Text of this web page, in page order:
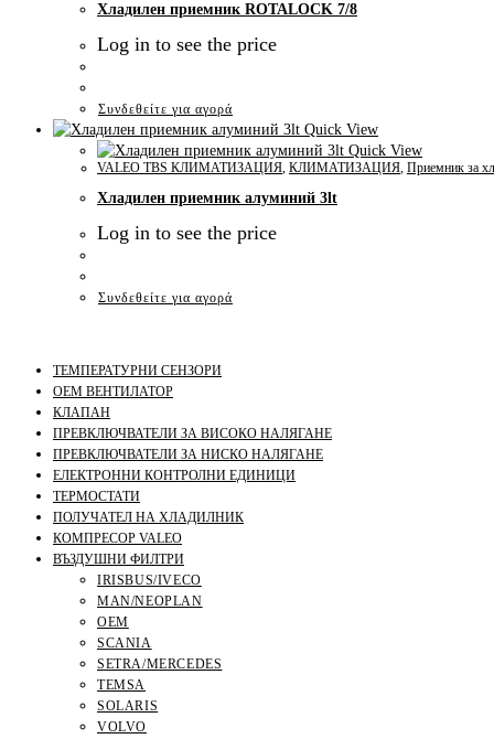
Хладилен приемник ROTALOCK 7/8
Log in to see the price
Συνδεθείτε για αγορά
Quick View
Quick View
VALEO TBS КЛИМАТИЗАЦИЯ, КЛИМАТИЗАЦИЯ, Приемник за
Хладилен приемник алуминий 3lt
Log in to see the price
Συνδεθείτε για αγορά
ТЕМПЕРАТУРНИ СЕНЗОРИ
OEM ВЕНТИЛАТОР
КЛАПАН
ПРЕВКЛЮЧВАТЕЛИ ЗА ВИСОКО НАЛЯГАНЕ
ПРЕВКЛЮЧВАТЕЛИ ЗА НИСКО НАЛЯГАНЕ
ЕЛЕКТРОННИ КОНТРОЛНИ ЕДИНИЦИ
ТЕРМОСТАТИ
ПОЛУЧАТЕЛ НА ХЛАДИЛНИК
КОМПРЕСОР VALEO
ВЪЗДУШНИ ФИЛТРИ
IRISBUS/IVECO
MAN/NEOPLAN
OEM
SCANIA
SETRA/MERCEDES
TEMSA
SOLARIS
VOLVO